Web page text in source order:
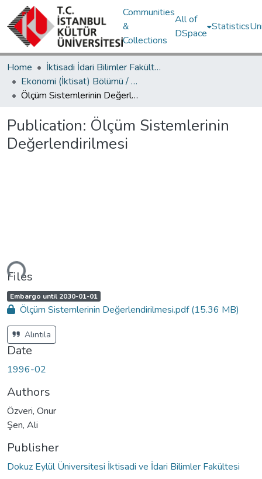
Communities
&
Collections
All of
DSpace
Statistics
Home
İktisadi İdari Bilimler Fakültesi / Faculty of Economics and Administrative Sciences
Ekonomi (İktisat) Bölümü / Department of Economics
Ölçüm Sistemlerinin Değerlendirilmesi
Publication: Ölçüm Sistemlerinin
Değerlendirilmesi
Files
A
c
c
e
s
s
s
t
a
u
s
Embargo until 2030-01-01,
Ölçüm Sistemlerinin Değerlendirilmesi.pdf(15.36 MB)
Alıntıla
Date
1996-02
Authors
Özveri, Onur
Şen, Ali
Publisher
Dokuz Eylül Üniversitesi İktisadi ve İdari Bilimler Fakültesi